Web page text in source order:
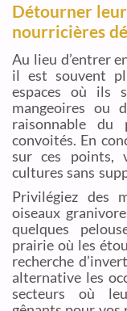
Détourner
nourricières
Au lieu d’entrer
il est souvent
espaces où ils
mangeoires ou
raisonnable
convoités. En
sur ces points,
cultures sans
Privilégiez des
oiseaux
quelques
prairie où les
recherche
alternative les
secteurs où